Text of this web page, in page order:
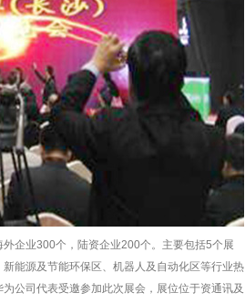
企业300个，陆资企业200个。主要包括5个展
能源及节能环保区、机器人及自动化区等行业热
公司代表受邀参加此次展会，展位位于资通讯及